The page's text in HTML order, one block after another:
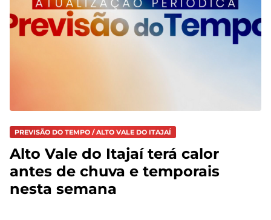
PREVISÃO DO TEMPO / ALTO VALE DO ITAJAÍ
Alto Vale do Itajaí terá calor
antes de chuva e temporais
nesta semana